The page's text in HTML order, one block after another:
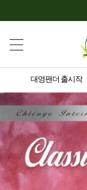
대영팬더 출시작